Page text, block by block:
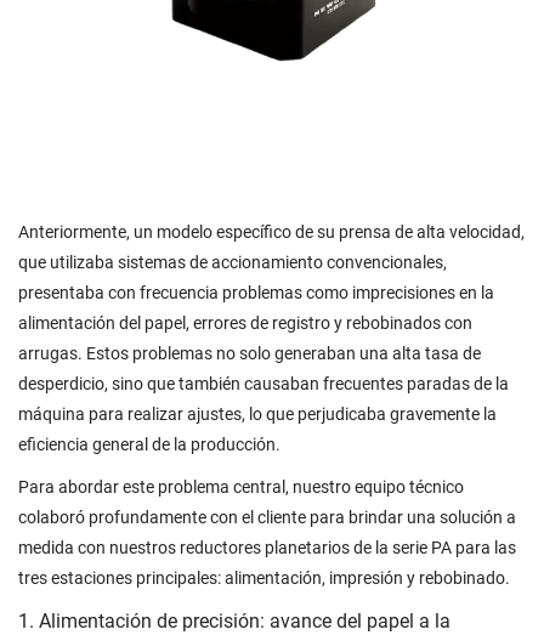
Anteriormente, un modelo específico de su prensa de alta velocidad,
que utilizaba sistemas de accionamiento convencionales,
presentaba con frecuencia problemas como imprecisiones en la
alimentación del papel, errores de registro y rebobinados con
arrugas. Estos problemas no solo generaban una alta tasa de
desperdicio, sino que también causaban frecuentes paradas de la
máquina para realizar ajustes, lo que perjudicaba gravemente la
eficiencia general de la producción.
Para abordar este problema central, nuestro equipo técnico
colaboró ​​profundamente con el cliente para brindar una solución a
medida con nuestros reductores planetarios de la serie PA para las
tres estaciones principales: alimentación, impresión y rebobinado.
1. Alimentación de precisión: avance del papel a la